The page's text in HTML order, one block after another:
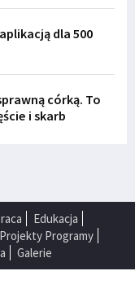
dla 500
córką. To
i skarb
Edukacja
Projekty Programy
Galerie